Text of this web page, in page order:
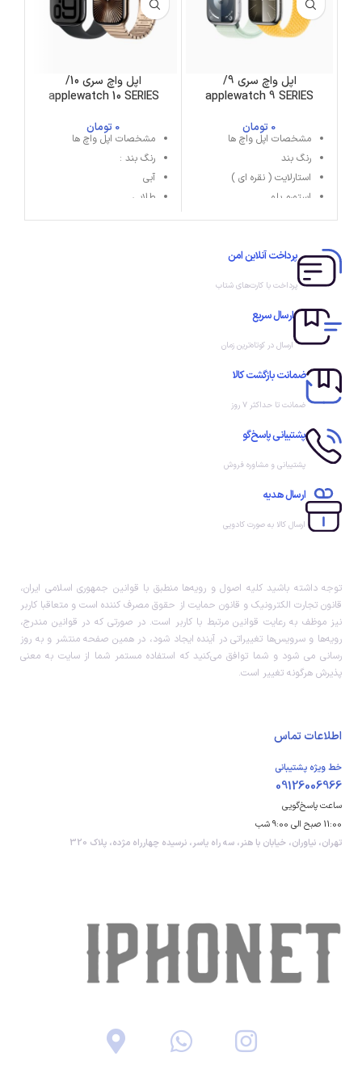
اپل واچ سری 9/
applewatch 9 SERIES
0 تومان
مشخصات اپل واچ ها
رنگ بند
استارلایت ( نقره ای )
استورم بلو
اپل واچ سری 10/
applewatch 10 SERIES
0 تومان
مشخصات اپل واچ ها
رنگ بند :
آبی
طلایی
پرداخت آنلاین امن
پرداخت با کارت‌های شتاب
ارسال سریع
ارسال در کوتاه‌ترین زمان
ضمانت بازگشت کالا
ضمانت تا حداکثر ۷ روز
پشتیبانی پاسخ‌گو
پشتیبانی و مشاوره فروش
ارسال هدیه
ارسال کالا به صورت کادویی
توجه داشته باشید کلیه اصول و رویه‏‌ها منطبق با قوانین جمهوری اسلامی ایران،
قانون تجارت الکترونیک و قانون حمایت از حقوق مصرف کننده است و متعاقبا کاربر
نیز موظف به رعایت قوانین مرتبط با کاربر است. در صورتی که در قوانین مندرج،
رویه‏‌ها و سرویس‏‌ها تغییراتی در آینده ایجاد شود، در همین صفحه منتشر و به روز
رسانی می شود و شما توافق می‏‌کنید که استفاده مستمر شما از سایت به معنی
پذیرش هرگونه تغییر است.
اطلاعات تماس
خط ویژه پشتیبانی
09126006966
ساعت پاسخ‌گویی
11:00 صبح الی 9:00 شب
تهران، نیاوران، خیابان با هنر، سه راه یاسر، نرسیده چهارراه مژده، پلاک 320